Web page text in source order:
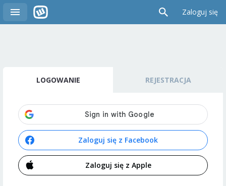
Zaloguj się
LOGOWANIE REJESTRACJA
Zaloguj się z Facebook
Zaloguj się z Apple